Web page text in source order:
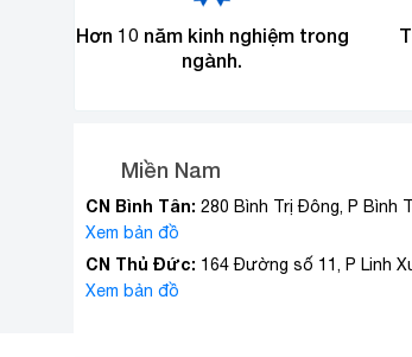
Hơn 10 năm kinh nghiệm trong
ngành.
Miền Nam
CN Bình Tân: 280 Bình Trị Đông, P Bình
Xem bản đồ
CN Thủ Đức: 164 Đường số 11, P Linh
Xem bản đồ